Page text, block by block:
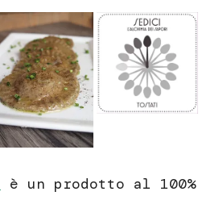
è un prodotto al 100%